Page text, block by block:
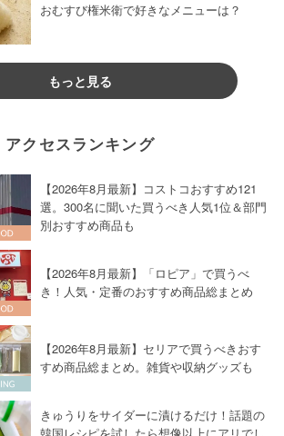
おむすび権米衛で好きなメニューは？
もっと見る
アクセスランキング
【2026年8月最新】コストコおすすめ121
選。300名に聞いた買うべき人気1位＆部門
別おすすめ商品も
【2026年8月最新】「ロピア」で買うべ
き！人気・定番のおすすめ商品総まとめ
【2026年8月最新】セリアで買うべきおす
すめ商品総まとめ。雑貨や収納グッズも
きゅうりをサイダーに漬けるだけ！話題の